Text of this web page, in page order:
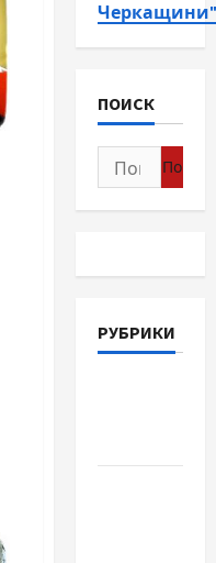
Черкащини"
ПОИСК
Найти:
РУБРИКИ